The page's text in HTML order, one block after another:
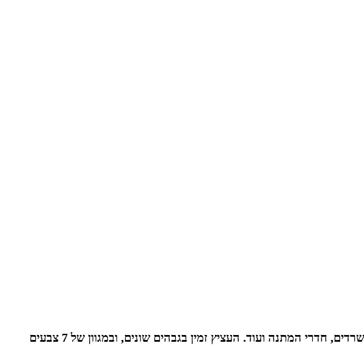
כד קוני עגול, בעל גימור חיצוני מוברש / גלים. אידיאלי לשימוש בלובאים, חללים ציבוריים פנימיים, משרדים, חדרי המתנה ועוד. העציץ זמין בגבהים שונים, ובמגוון של 7 צבעים